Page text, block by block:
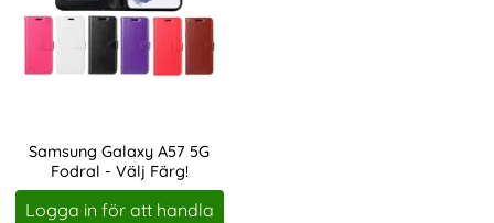
Samsung Galaxy A57 5G
Fodral - Välj Färg!
Art. nr 246627
Logga in för att handla